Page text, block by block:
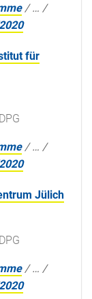
/… /
für
/… /
Jülich
/… /